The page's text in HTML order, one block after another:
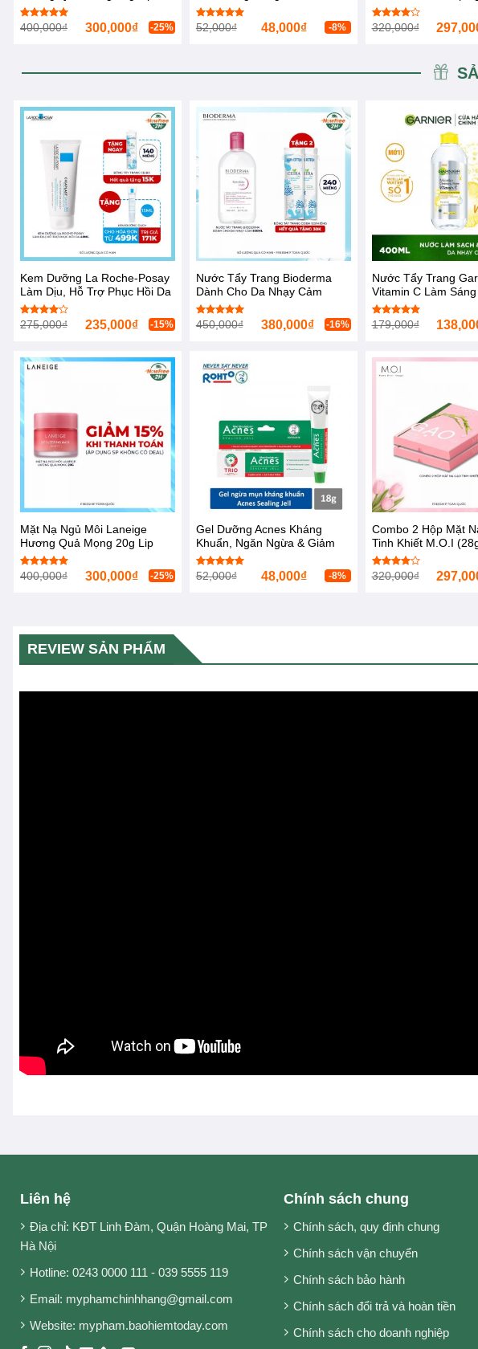
-25%
Sleeping Mask [Berry]
Được xếp
hạng
400,000₫ 300,000₫ -8%
Mụn 18g Sealing Jell
Được xếp
hạng
52,000₫ 48,000₫
miếng) Rice
Được
xếp hạng
320,000₫
-15%
Kem Dưỡng La Roche-Posay
Làm Dịu, Hỗ Trợ Phục Hồi Da
40ml
Được
275,000₫ 235,000₫ -16%
Nước Tẩy Trang Bioderma
Dành Cho Da Nhạy Cảm
500ml Sensibio H2O
Được xếp
450,000₫ 380,000₫
Nước Tẩy Trang
Vitamin C Làm
400ml
Được xếp
179,000₫
-25%
Mặt Nạ Ngủ Môi Laneige
Hương Quả Mọng 20g Lip
Sleeping Mask [Berry]
Được xếp
hạng
400,000₫ 300,000₫ -8%
Gel Dưỡng Acnes Kháng
Khuẩn, Ngăn Ngừa & Giảm
Mụn 18g Sealing Jell
Được xếp
hạng
52,000₫ 48,000₫
Combo 2 Hộp Mặt
Tinh Khiết M.O.I
miếng) Rice
Được
xếp hạng
320,000₫
REVIEW SẢN PHẨM
Liên hệ
Địa chỉ: KĐT Linh Đàm, Quận Hoàng Mai, TP
Hà Nội
Hotline: 0243 0000 111 - 039 5555 119
Email: myphamchinhhang@gmail.com
Website: mypham.baohiemtoday.com
Chính sách chung
Chính sách, quy định chung
Chính sách vận chuyển
Chính sách bảo hành
Chính sách đổi trả và hoàn tiền
Chính sách cho doanh nghiệp